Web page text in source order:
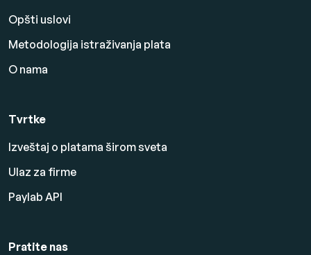
Opšti uslovi
Metodologija istraživanja plata
O nama
Tvrtke
Izveštaj o platama širom sveta
Ulaz za firme
Paylab API
Pratite nas